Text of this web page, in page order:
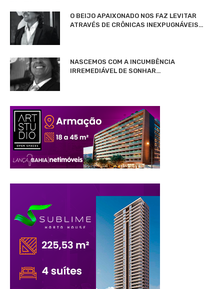
O BEIJO APAIXONADO NOS FAZ LEVITAR
ATRAVÉS DE CRÔNICAS INEXPUGNÁVEIS…
NASCEMOS COM A INCUMBÊNCIA
IRREMEDIÁVEL DE SONHAR…